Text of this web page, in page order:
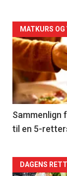
Forsiden
akkurat
nå
-
5
MATKURS OG
Sammenlign
til en 5-
Forsiden
DAGENS RETT